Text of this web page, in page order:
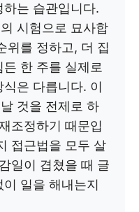
는 습관입니다.
시험으로 묘사합
위를 정하고, 더 집
한 주를 실제로
은 다릅니다. 이
것을 전제로 하
조정하기 때문입
접근법을 모두 살
일이 겹쳤을 때 글
일을 해내는지